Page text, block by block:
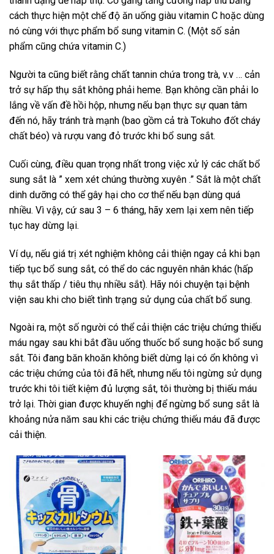
cách thực hiện một chế độ ăn uống giàu vitamin C hoặc dùng
nó cùng với thực phẩm bổ sung vitamin C. (Một số sản
phẩm cũng chứa vitamin C.)
Người ta cũng biết rằng chất tannin chứa trong trà, v.v … cản
trở sự hấp thụ sắt không phải heme. Bạn không cần phải lo
lắng về vấn đề hồi hộp, nhưng nếu bạn thực sự quan tâm
đến nó, hãy tránh trà mạnh (bao gồm cả trà Tokuho đốt cháy
chất béo) và rượu vang đỏ trước khi bổ sung sắt.
Cuối cùng, điều quan trọng nhất trong việc xử lý các chất bổ
sung sắt là ” xem xét chúng thường xuyên .” Sắt là một chất
dinh dưỡng có thể gây hại cho cơ thể nếu bạn dùng quá
nhiều. Vì vậy, cứ sau 3 – 6 tháng, hãy xem lại xem nên tiếp
tục hay dừng lại.
Ví dụ, nếu giá trị xét nghiệm không cải thiện ngay cả khi bạn
tiếp tục bổ sung sắt, có thể do các nguyên nhân khác (hấp
thụ sắt thấp / tiêu thụ nhiều sắt). Hãy nói chuyện tại bệnh
viện sau khi cho biết tình trạng sử dụng của chất bổ sung.
Ngoài ra, một số người có thể cải thiện các triệu chứng thiếu
máu ngay sau khi bắt đầu uống thuốc bổ sung hoặc bổ sung
sắt. Tôi đang băn khoăn không biết dừng lại có ổn không vì
các triệu chứng của tôi đã hết, nhưng nếu tôi ngừng sử dụng
trước khi tôi tiết kiệm đủ lượng sắt, tôi thường bị thiếu máu
trở lại. Thời gian được khuyến nghị để ngừng bổ sung sắt là
khoảng nửa năm sau khi các triệu chứng thiếu máu đã được
cải thiện.